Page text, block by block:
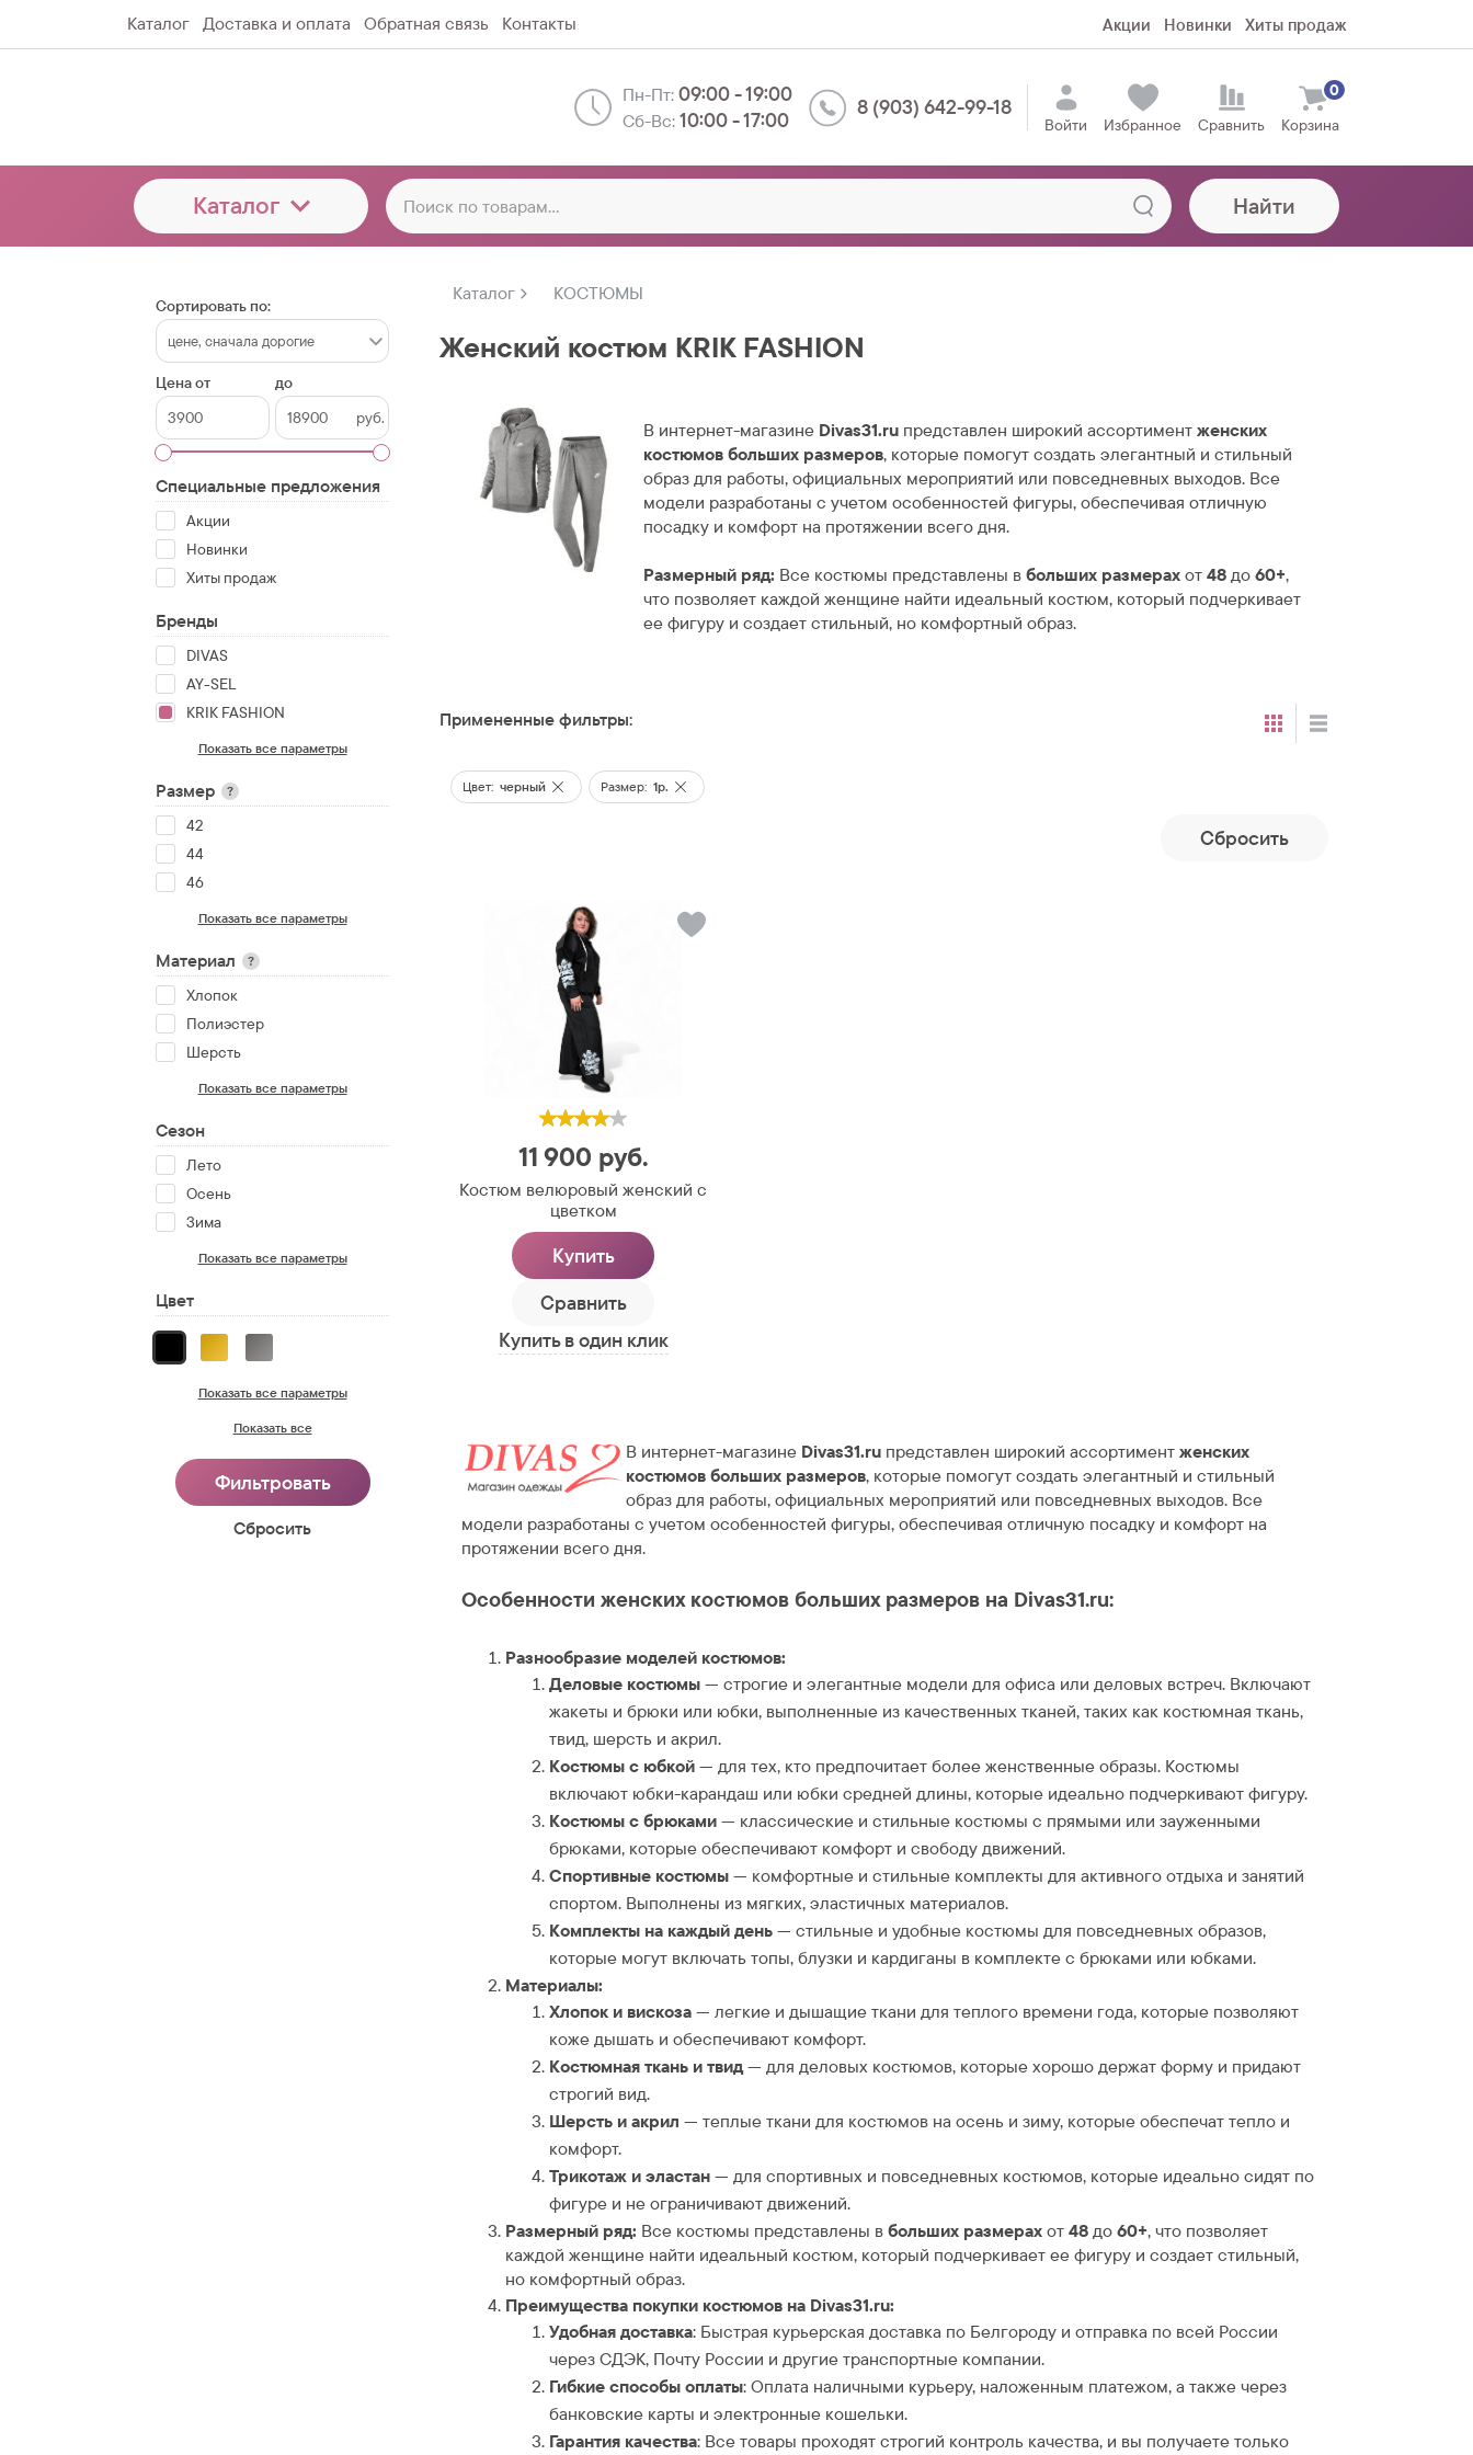
Каталог Доставка и оплата Обратная связь Контакты Акции Новинки Хиты продаж
Пн-Пт:09:00 - 19:00
Сб-Вс:10:00 - 17:00
8 (903) 642-99-18
Войти Избранное Сравнить Корзина
0
Каталог Найти
Сортировать по:
Цена от
до
руб.
Специальные предложения
Акции
Новинки
Хиты продаж
Бренды
DIVAS
AY-SEL
KRIK FASHION
Показать все параметры
Размер ?
42
44
46
Показать все параметры
Материал ?
Хлопок
Полиэстер
Шерсть
Показать все параметры
Сезон
Лето
Осень
Зима
Показать все параметры
Цвет
Показать все параметры
Показать все
Cбросить
Каталог КОСТЮМЫ
Женский костюм KRIK FASHION
В интернет-магазине Divas31.ru представлен широкий ассортиментженских
костюмов больших размеров, которые помогут создать элегантный и стильный
образ для работы, официальных мероприятий или повседневных выходов. Все
модели разработаны с учетом особенностей фигуры, обеспечивая отличную
посадку и комфорт на протяжении всего дня.
Размерный ряд: Все костюмы представлены вбольших размерахот48до60+,
что позволяет каждой женщине найти идеальный костюм, который подчеркивает
ее фигуру и создает стильный, но комфортный образ.
Примененные фильтры:
Цвет: черный Размер: 1р.
Cбросить
11 900 руб.
Костюм велюровый женский с
цветком
Купить
Сравнить
Купить в один клик
В интернет-магазине Divas31.ru представлен широкий ассортиментженских
костюмов больших размеров, которые помогут создать элегантный и стильный
образ для работы, официальных мероприятий или повседневных выходов. Все
модели разработаны с учетом особенностей фигуры, обеспечивая отличную посадку и комфорт на
протяжении всего дня.
Особенности женских костюмов больших размеров на Divas31.ru:
Разнообразие моделей костюмов:
Деловые костюмы— строгие и элегантные модели для офиса или деловых встреч. Включают
жакеты и брюки или юбки, выполненные из качественных тканей, таких как костюмная ткань,
твид, шерсть и акрил.
Костюмы с юбкой— для тех, кто предпочитает более женственные образы. Костюмы
включают юбки-карандаш или юбки средней длины, которые идеально подчеркивают фигуру.
Костюмы с брюками— классические и стильные костюмы с прямыми или зауженными
брюками, которые обеспечивают комфорт и свободу движений.
Спортивные костюмы— комфортные и стильные комплекты для активного отдыха и занятий
спортом. Выполнены из мягких, эластичных материалов.
Комплекты на каждый день— стильные и удобные костюмы для повседневных образов,
которые могут включать топы, блузки и кардиганы в комплекте с брюками или юбками.
Материалы:
Хлопок и вискоза— легкие и дышащие ткани для теплого времени года, которые позволяют
коже дышать и обеспечивают комфорт.
Костюмная ткань и твид— для деловых костюмов, которые хорошо держат форму и придают
строгий вид.
Шерсть и акрил — теплые ткани для костюмов на осень и зиму, которые обеспечат тепло и
комфорт.
Трикотаж и эластан— для спортивных и повседневных костюмов, которые идеально сидят по
фигуре и не ограничивают движений.
Размерный ряд: Все костюмы представлены вбольших размерахот48до60+, что позволяет
каждой женщине найти идеальный костюм, который подчеркивает ее фигуру и создает стильный,
но комфортный образ.
Преимущества покупки костюмов на Divas31.ru:
Удобная доставка: Быстрая курьерская доставка по Белгороду и отправка по всей России
через СДЭК, Почту России и другие транспортные компании.
Гибкие способы оплаты: Оплата наличными курьеру, наложенным платежом, а также через
банковские карты и электронные кошельки.
Гарантия качества: Все товары проходят строгий контроль качества, и вы получаете только